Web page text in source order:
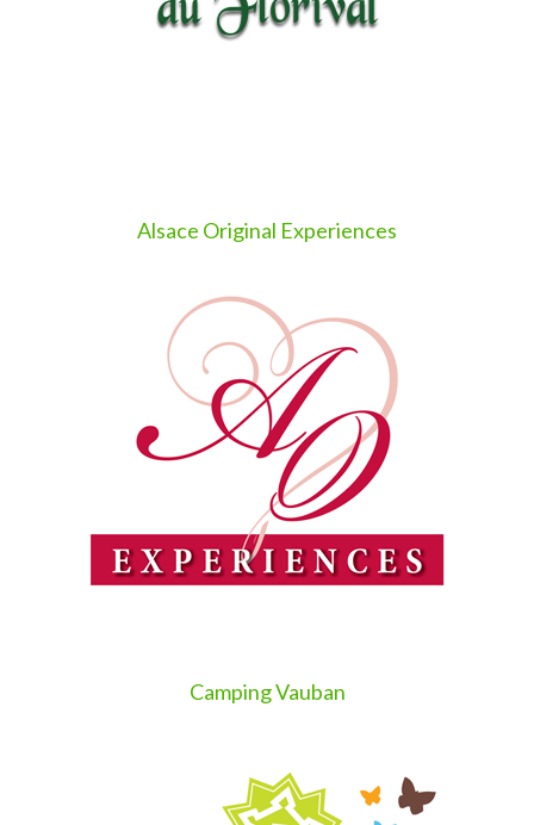
Alsace Original Experiences
Camping Vauban